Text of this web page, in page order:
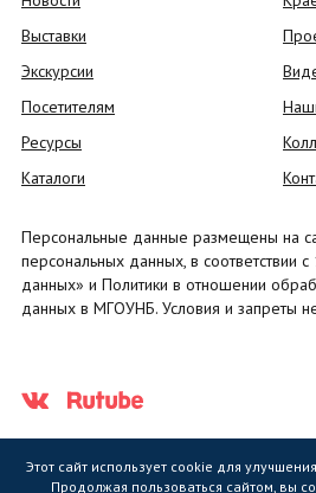
Выставки
Экскурсии
Посетителям
Ресурсы
Каталоги
Персональные данные размещены на
персональных данных, в соответствии
данных» и Политики в отношении
данных в МГОУНБ. Условия и запреты
Этот сайт использует cookie для
Продолжая пользоваться сайтом, вы